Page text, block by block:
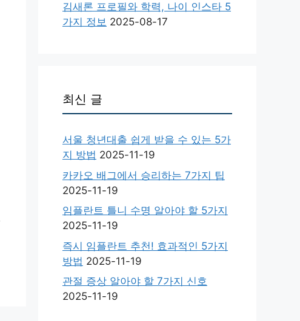
김새론 프로필와 학력, 나이 인스타 5
가지 정보 2025-08-17
최신 글
서울 청년대출 쉽게 받을 수 있는 5가
지 방법 2025-11-19
카카오 배그에서 승리하는 7가지 팁
2025-11-19
임플란트 틀니 수명 알아야 할 5가지
2025-11-19
즉시 임플란트 추천! 효과적인 5가지
방법 2025-11-19
관절 증상 알아야 할 7가지 신호
2025-11-19